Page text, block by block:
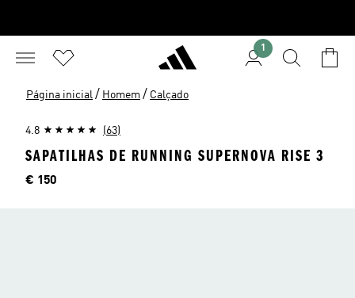
1
Página inicial / Homem / Calçado
4.8 (63)
SAPATILHAS DE RUNNING SUPERNOVA RISE 3
Preço
€ 150